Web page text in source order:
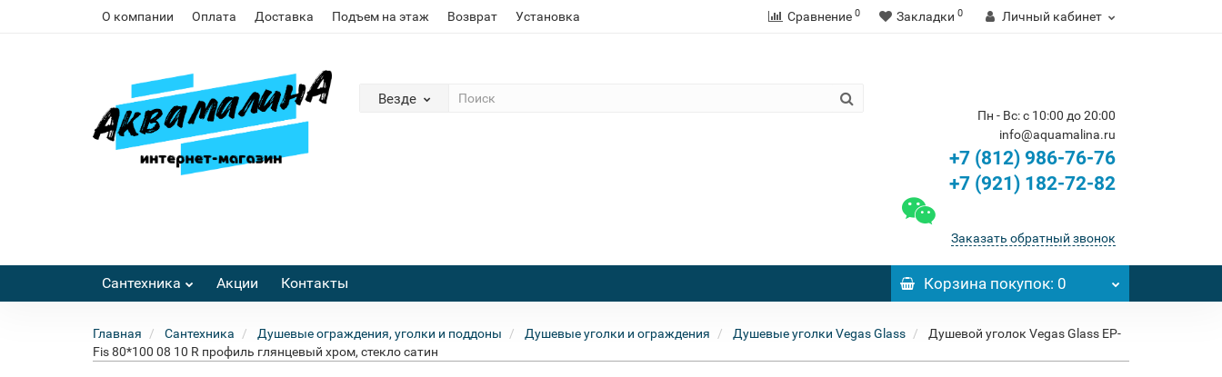
О компании Оплата Доставка Подъем на этаж Возврат Установка Сравнение 0 Закладки 0 Личный кабинет
Везде
Пн - Вс: с 10:00 до 20:00
info@aquamalina.ru
+7 (812) 986-76-76
+7 (921) 182-72-82
Заказать обратный звонок
Сантехника Акции Контакты Корзинапокупок: 0
Главная Сантехника Душевые ограждения, уголки и поддоны Душевые уголки и ограждения Душевые уголки Vegas Glass
Душевой уголок Vegas Glass EP-
Fis 80*100 08 10 R профиль глянцевый хром, стекло сатин